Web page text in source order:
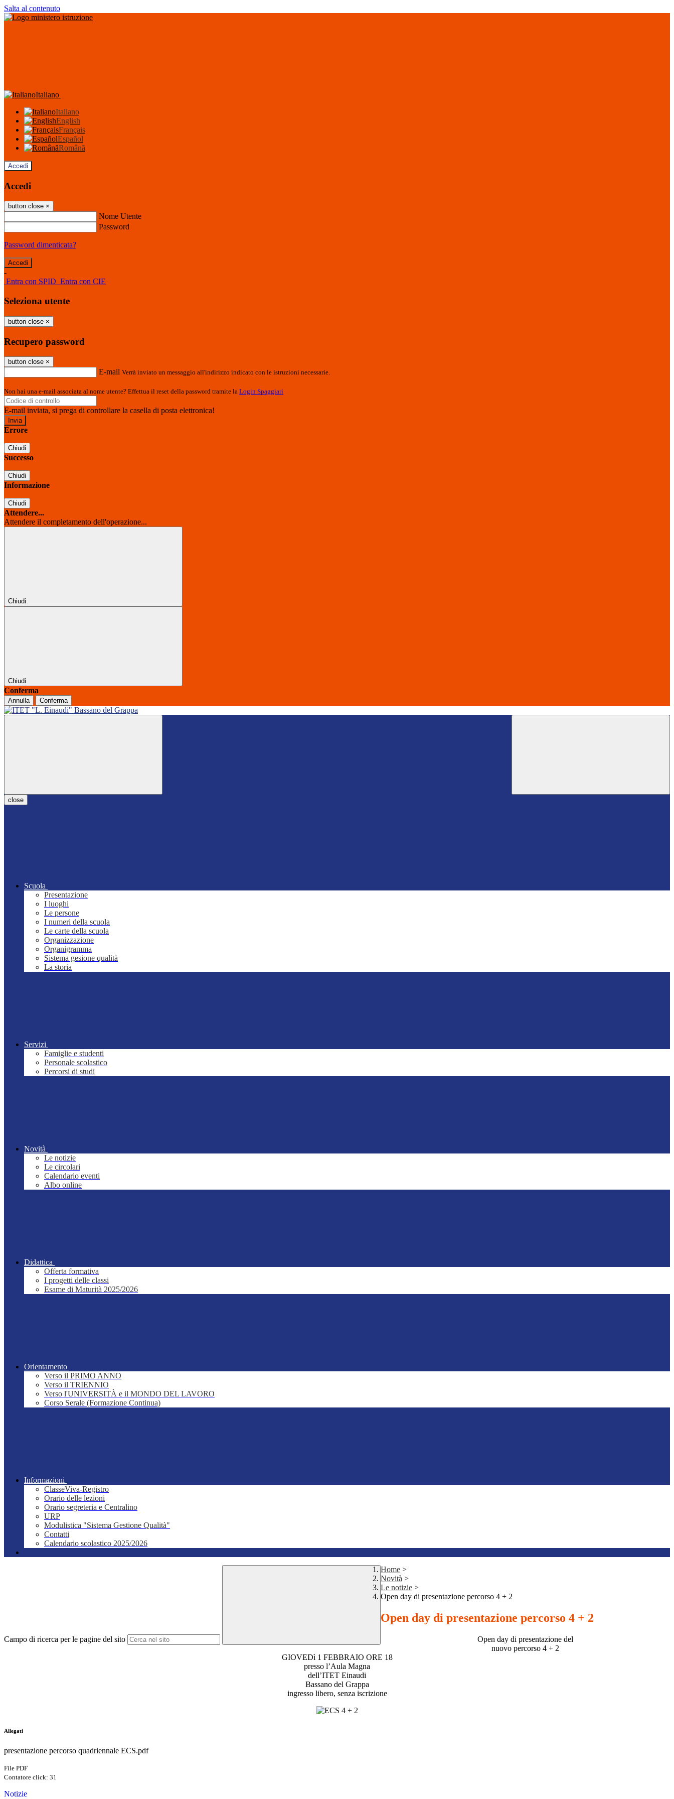
Salta al contenuto
Italiano
Italiano
English
Français
Español
Română
Accedi
Accedi
button close ×
Nome Utente
Password
Password dimenticata?
-
Entra con SPID Entra con CIE
Seleziona utente
button close ×
Recupero password
button close ×
E-mail Verrà inviato un messaggio all'indirizzo indicato con le istruzioni necessarie.
Non hai una e-mail associata al nome utente? Effettua il reset della password tramite la Login Spaggiari
E-mail inviata, si prega di controllare la casella di posta elettronica!
Errore
Chiudi
Successo
Chiudi
Informazione
Chiudi
Attendere...
Attendere il completamento dell'operazione...
Chiudi
Chiudi
Conferma
Annulla Conferma
close
Scuola
Presentazione
I luoghi
Le persone
I numeri della scuola
Le carte della scuola
Organizzazione
Organigramma
Sistema gesione qualità
La storia
Servizi
Famiglie e studenti
Personale scolastico
Percorsi di studi
Novità
Le notizie
Le circolari
Calendario eventi
Albo online
Didattica
Offerta formativa
I progetti delle classi
Esame di Maturità 2025/2026
Orientamento
Verso il PRIMO ANNO
Verso il TRIENNIO
Verso l'UNIVERSITÀ e il MONDO DEL LAVORO
Corso Serale (Formazione Continua)
Informazioni
ClasseViva-Registro
Orario delle lezioni
Orario segreteria e Centralino
URP
Modulistica "Sistema Gestione Qualità"
Contatti
Calendario scolastico 2025/2026
Campo di ricerca per le pagine del sito
Home >
Novità >
Le notizie >
Open day di presentazione percorso 4 + 2
Open day di presentazione percorso 4 + 2
Open day di presentazione del
nuovo percorso 4 + 2
GIOVEDì 1 FEBBRAIO ORE 18
presso l’Aula Magna
dell’ITET Einaudi
Bassano del Grappa
ingresso libero, senza iscrizione
Allegati
presentazione percorso quadriennale ECS.pdf
File PDF
Contatore click: 31
Notizie